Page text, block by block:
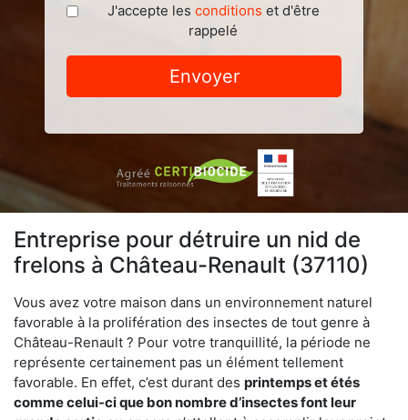
J'accepte les conditions et d'être
rappelé
Envoyer
Entreprise pour détruire un nid de
frelons à Château-Renault (37110)
Vous avez votre maison dans un environnement naturel
favorable à la prolifération des insectes de tout genre à
Château-Renault ? Pour votre tranquillité, la période ne
représente certainement pas un élément tellement
favorable. En effet, c’est durant des printemps et étés
comme celui-ci que bon nombre d’insectes font leur